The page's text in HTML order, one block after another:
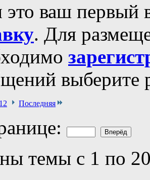
это ваш первый
. Для
выберите
1 2 Последняя
темы с 1 по